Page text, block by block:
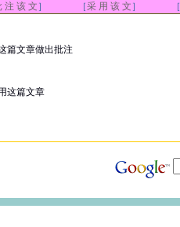
注 该 文 ］ ［采 用 该 文 ］ ［
篇文章做出批注
这篇文章